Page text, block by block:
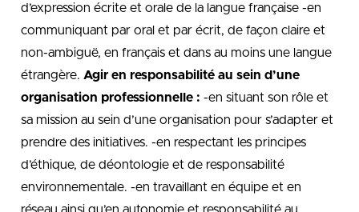
d’expression écrite et orale de la langue française -en
communiquant par oral et par écrit, de façon claire et
non-ambiguë, en français et dans au moins une langue
étrangère. Agir en responsabilité au sein d’une
organisation professionnelle : -en situant son rôle et
sa mission au sein d’une organisation pour s’adapter et
prendre des initiatives. -en respectant les principes
d’éthique, de déontologie et de responsabilité
environnementale. -en travaillant en équipe et en
réseau ainsi qu’en autonomie et responsabilité au